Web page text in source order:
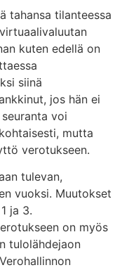
tahansa tilanteessa
kuten edellä on
siinä
jos hän ei
voi
mutta
verotukseen.
tulevan,
vuoksi. Muutokset
ja 3.
on myös
tulolähdejaon